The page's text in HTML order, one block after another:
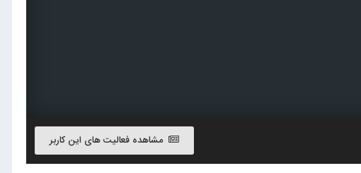
مشاهده فعالیت های این کاربر